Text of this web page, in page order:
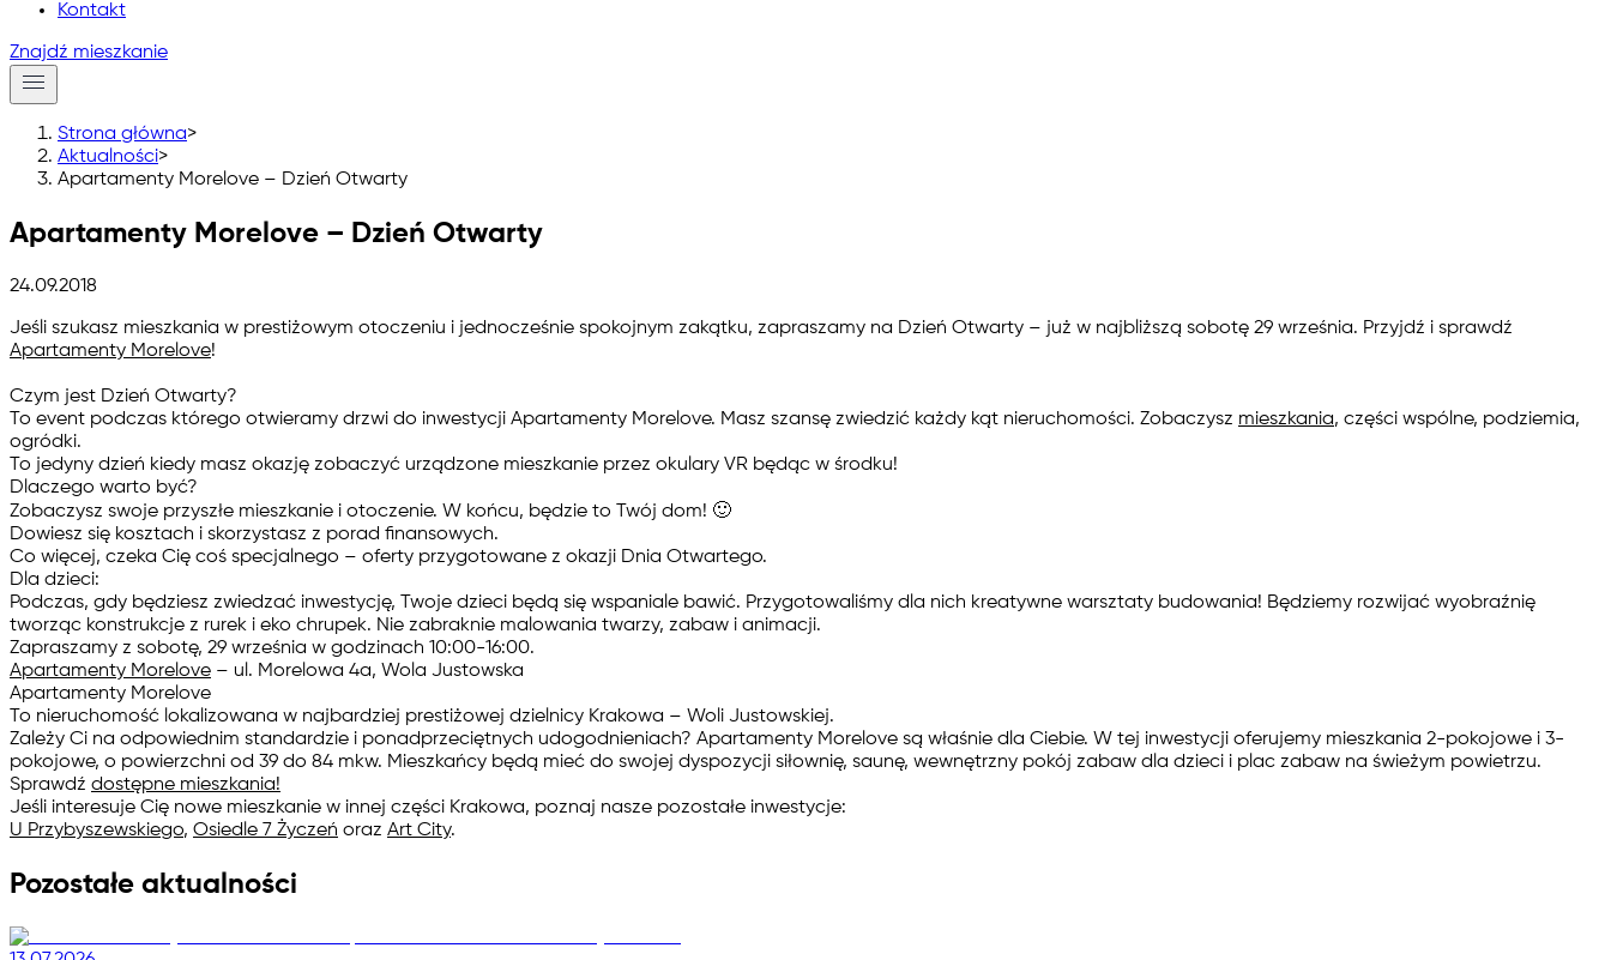
Kontakt
Znajdź mieszkanie
Strona główna>
Aktualności>
Apartamenty Morelove – Dzień Otwarty
Apartamenty Morelove – Dzień Otwarty
24.09.2018
Jeśli szukasz mieszkania w prestiżowym otoczeniu i jednocześnie spokojnym zakątku, zapraszamy na Dzień Otwarty – już w najbliższą sobotę 29 września. Przyjdź i sprawdź
Apartamenty Morelove!
Czym jest Dzień Otwarty?
To event podczas którego otwieramy drzwi do inwestycji Apartamenty Morelove. Masz szansę zwiedzić każdy kąt nieruchomości. Zobaczysz mieszkania, części wspólne, podziemia,
ogródki.
To jedyny dzień kiedy masz okazję zobaczyć urządzone mieszkanie przez okulary VR będąc w środku!
Dlaczego warto być?
Zobaczysz swoje przyszłe mieszkanie i otoczenie. W końcu, będzie to Twój dom! 🙂
Dowiesz się kosztach i skorzystasz z porad finansowych.
Co więcej, czeka Cię coś specjalnego – oferty przygotowane z okazji Dnia Otwartego.
Dla dzieci:
Podczas, gdy będziesz zwiedzać inwestycję, Twoje dzieci będą się wspaniale bawić. Przygotowaliśmy dla nich kreatywne warsztaty budowania! Będziemy rozwijać wyobraźnię
tworząc konstrukcje z rurek i eko chrupek. Nie zabraknie malowania twarzy, zabaw i animacji.
Zapraszamy z sobotę, 29 września w godzinach 10:00-16:00.
Apartamenty Morelove – ul. Morelowa 4a, Wola Justowska
Apartamenty Morelove
To nieruchomość lokalizowana w najbardziej prestiżowej dzielnicy Krakowa – Woli Justowskiej.
Zależy Ci na odpowiednim standardzie i ponadprzeciętnych udogodnieniach? Apartamenty Morelove są właśnie dla Ciebie. W tej inwestycji oferujemy mieszkania 2-pokojowe i 3-
pokojowe, o powierzchni od 39 do 84 mkw. Mieszkańcy będą mieć do swojej dyspozycji siłownię, saunę, wewnętrzny pokój zabaw dla dzieci i plac zabaw na świeżym powietrzu.
Sprawdź dostępne mieszkania!
Jeśli interesuje Cię nowe mieszkanie w innej części Krakowa, poznaj nasze pozostałe inwestycje:
U Przybyszewskiego, Osiedle 7 Życzeń oraz Art City.
Pozostałe aktualności